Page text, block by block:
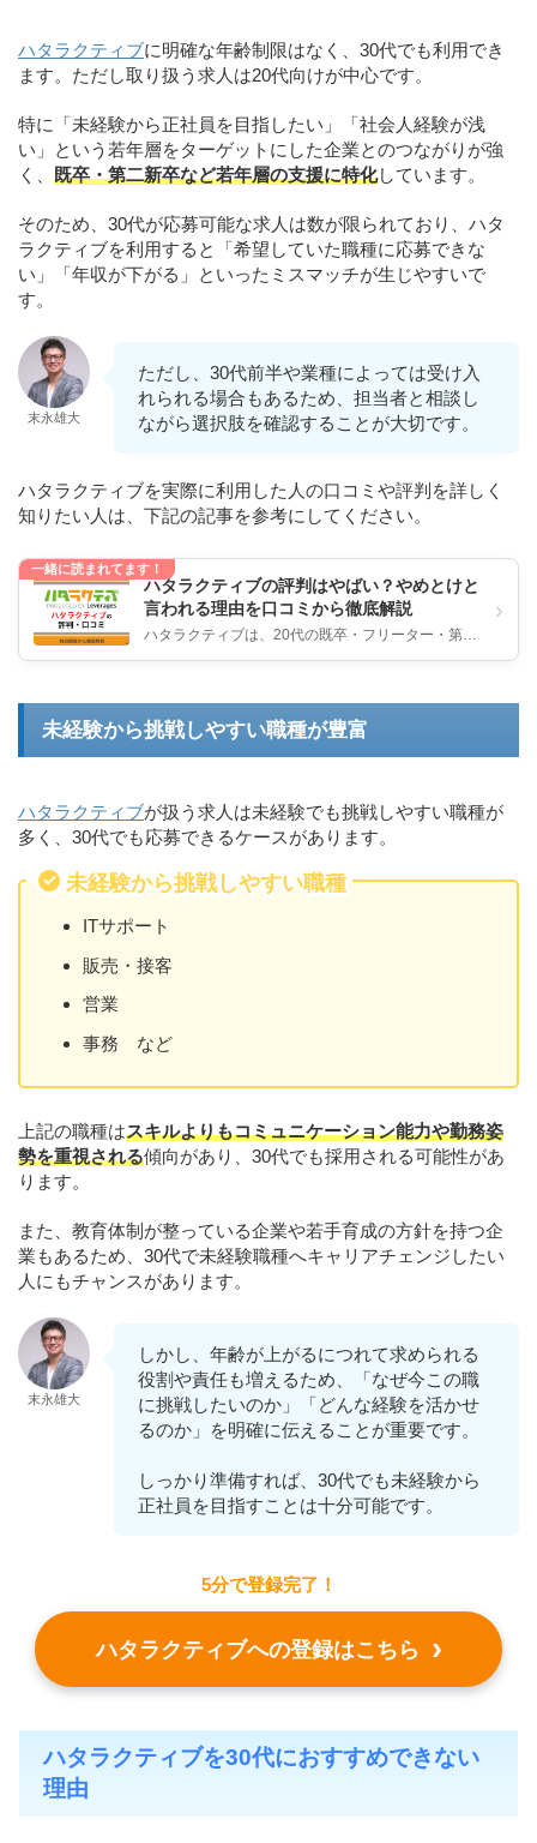
ハタラクティブに明確な年齢制限はなく、30代でも利用でき
ます。ただし取り扱う求人は20代向けが中心です。
特に「未経験から正社員を目指したい」「社会人経験が浅
い」という若年層をターゲットにした企業とのつながりが強
く、 既卒・第二新卒など若年層の支援に特化しています。
そのため、30代が応募可能な求人は数が限られており、ハタ
ラクティブを利用すると「希望していた職種に応募できな
い」「年収が下がる」といったミスマッチが生じやすいで
す。
末永雄大
ただし、30代前半や業種によっては受け入
れられる場合もあるため、担当者と相談し
ながら選択肢を確認することが大切です。
ハタラクティブを実際に利用した人の口コミや評判を詳しく
知りたい人は、下記の記事を参考にしてください。
一緒に読まれてます！
ハタラクティブの評判はやばい？やめとけと
言われる理由を口コミから徹底解説
ハタラクティブは、20代の既卒・フリーター・第二
›
未経験から挑戦しやすい職種が豊富
ハタラクティブが扱う求人は未経験でも挑戦しやすい職種が
多く、30代でも応募できるケースがあります。
未経験から挑戦しやすい職種
ITサポート
販売・接客
営業
事務 など
上記の職種はスキルよりもコミュニケーション能力や勤務姿
勢を重視される傾向があり、30代でも採用される可能性があ
ります。
また、教育体制が整っている企業や若手育成の方針を持つ企
業もあるため、30代で未経験職種へキャリアチェンジしたい
人にもチャンスがあります。
末永雄大
しかし、年齢が上がるにつれて求められる
役割や責任も増えるため、「なぜ今この職
に挑戦したいのか」「どんな経験を活かせ
るのか」を明確に伝えることが重要です。
しっかり準備すれば、30代でも未経験から
正社員を目指すことは十分可能です。
5分で登録完了！
ハタラクティブへの登録はこちら
ハタラクティブを30代におすすめできない
理由